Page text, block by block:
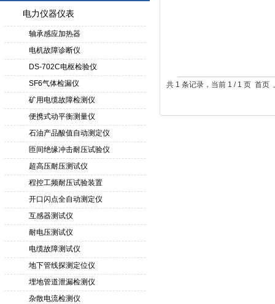
电力仪器仪表
轴承感应加热器
电机故障诊断仪
DS-702C电枢检验仪
SF6气体检漏仪
矿用电缆故障检测仪
便携式动平衡测量仪
石油产品酸值自动测定仪
匝间绝缘冲击耐压试验仪
超高压耐压测试仪
程控工频耐压试验装置
开口闪点全自动测定仪
互感器测试仪
耐电压测试仪
电缆故障测试仪
地下管线探测定位仪
埋地管道泄漏检测仪
杂散电流检测仪
共 1 条记录，当前 1 / 1 页 首